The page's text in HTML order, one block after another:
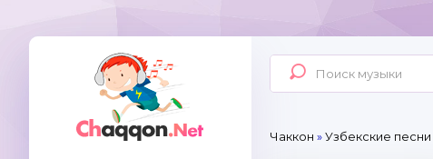
Чаккон »Узбекские песни